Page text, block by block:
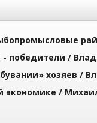
- победители /
хозяев /
экономике /